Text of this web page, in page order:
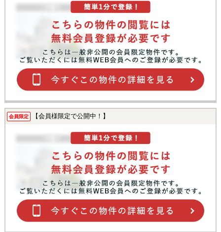
会員限定 【会員様限定で公開中！】